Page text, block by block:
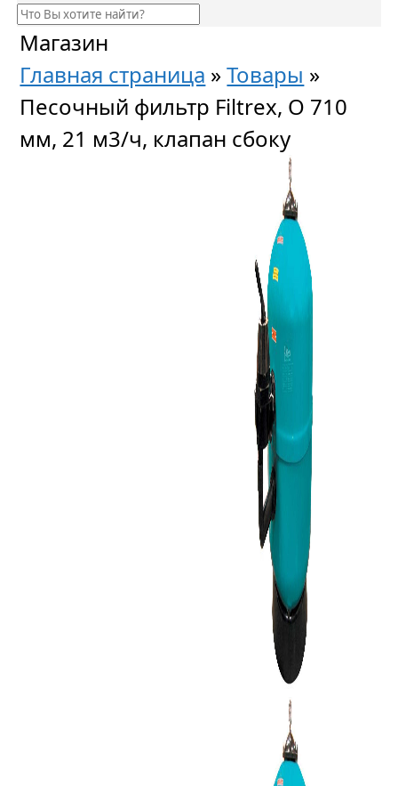
Магазин
Главная страница »Товары »
Песочный фильтр Filtrex, O 710
мм, 21 м3/ч, клапан сбоку